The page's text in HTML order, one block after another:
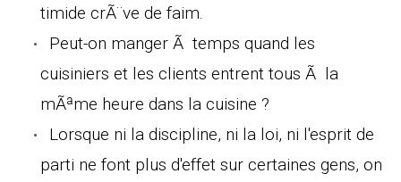
timide crÃ¨ve de faim.
Peut-on manger Ã temps quand les
cuisiniers et les clients entrent tous Ã la
mÃªme heure dans la cuisine ?
Lorsque ni la discipline, ni la loi, ni l'esprit de
parti ne font plus d'effet sur certaines gens, on